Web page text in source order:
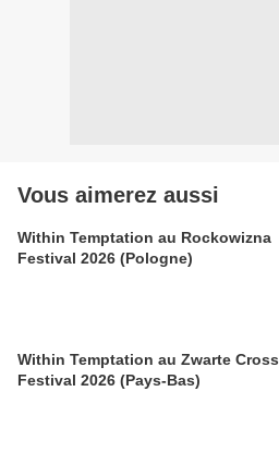
Vous aimerez aussi
Within Temptation au Rockowizna
Festival 2026 (Pologne)
Within Temptation au Zwarte Cross
Festival 2026 (Pays-Bas)